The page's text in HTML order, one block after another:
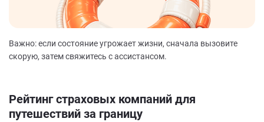
Важно: если состояние угрожает жизни, сначала вызовите
скорую, затем свяжитесь с ассистансом.
Рейтинг страховых компаний для
путешествий за границу